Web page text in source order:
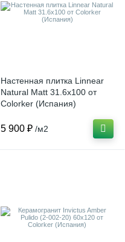
Настенная плитка Linnear
Natural Matt 31.6x100 от
Colorker (Испания)
5 900 ₽ /м2